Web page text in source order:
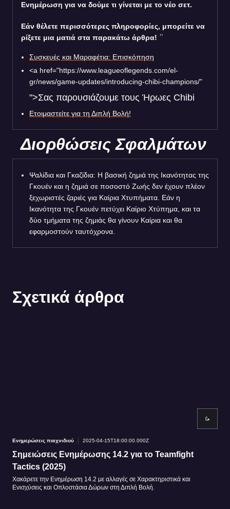
Ενημέρωση για να δούμε τι γίνεται με το νέο σετ.
Εάν θέλετε περισσότερες πληροφορίες, μπορείτε να
ρίξετε μια ματιά στα παρακάτω άρθρα!
Συσκευές και Μαραφέτια: Επισκόπηση
<a href="https://www.leagueoflegends.com/el-
gr/news/game-updates/introducing-chibi-champions/"
">Σας παρουσιάζουμε τους Ήρωες Chibi
Ετοιμαστείτε για τη Διπλή Βολή!
Διορθώσεις Σφαλμάτων
Ψαλίδια και Γκαζίδια: Η βασική ζημιά της Ικανότητας της
Γκουέν και η ζημιά σε ποσοστό Ζωής δεν έχουν πλέον
ξεχωριστές ζαριές για Καίρια Χτυπήματα. Εάν η
Ικανότητα της Γκουέν πετύχει Καίριο Χτύπημα, και τα
δύο τμήματα της ζημιάς θα γίνουν Καίρια και θα
εφαρμοστούν ταυτόχρονα.
Σχετικά άρθρα
Ενημερώσεις παιχνιδιού 2025-04-15T18:00:00.000Z
Σημειώσεις Ενημέρωσης 14.2 για το Teamfight
Tactics (2025)
Χακάρετε την Ενημέρωση 14.2 με αλλαγές σε Χαρακτηριστικά και
Ενισχύσεις και Οπλοστάσια Δώρων στη Διπλή Βολή.